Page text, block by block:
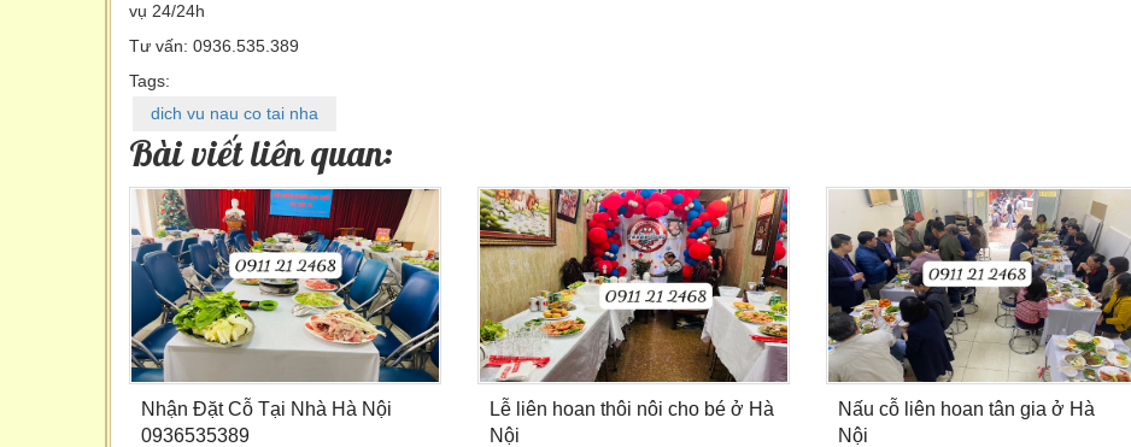
vụ 24/24h
Tư vấn: 0936.535.389
Tags:
dich vu nau co tai nha
Bài viết liên quan:
Nhận Đặt Cỗ Tại Nhà Hà Nội
0936535389
Lễ liên hoan thôi nôi cho bé ở Hà
Nội
Nấu cỗ liên hoan tân gia ở Hà
Nội